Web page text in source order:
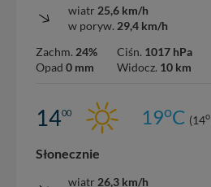
wiatr 25,6 km/h
w poryw. 29,4 km/h
Zachm. 24%
Opad 0 mm
Ciśn. 1017 hPa
Widocz. 10 km
1400 19oC (14o
Słonecznie
wiatr 26,3 km/h